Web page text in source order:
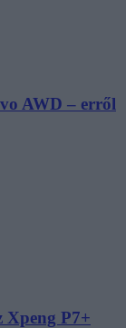
AWD – erről
Xpeng P7+